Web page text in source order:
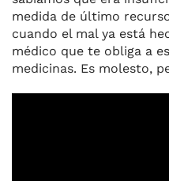
medida de último
cuando el mal ya está
médico que te obliga a
medicinas. Es molesto,